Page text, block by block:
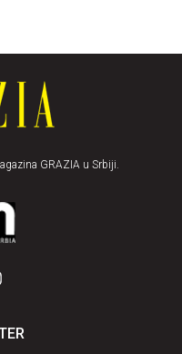
GRAZIA u Srbiji.